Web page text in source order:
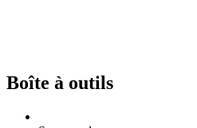
Boîte à outils